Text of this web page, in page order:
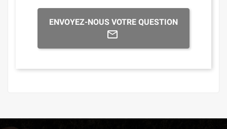
ENVOYEZ-NOUS VOTRE QUESTION